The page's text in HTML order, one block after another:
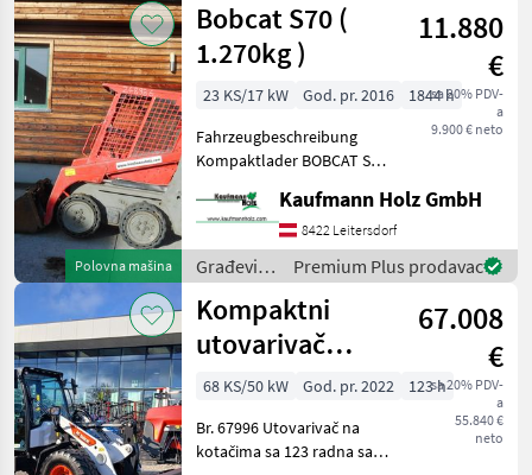
Bobcat
Polovna mašina
Bobcat S70 (
1.270kg )
11.880
€
sa 20% PDV-
a
9.900 € neto
23 KS/17 kW God. pr. 2016
1844 h
Fahrzeugbeschreibung
Kompaktlader BOBCAT S70
Stunden 1.228 KG 17, 2 KW -
incl. Schaufel - mech.
Schnellwechsler -
Zusatzkreis
Kaufmann Holz GmbH
8422 Leitersdorf
Građevinski
strojevi /
Bobcat
Premium Plus prodavac
Kompaktni
utovarivač
Bobcat L85
67.008
€
sa 20% PDV-
a
55.840 €
neto
68 KS/50 kW God. pr. 2022
123 h
Br. 67996 Utovarivač na
kotačima sa 123 radna sata